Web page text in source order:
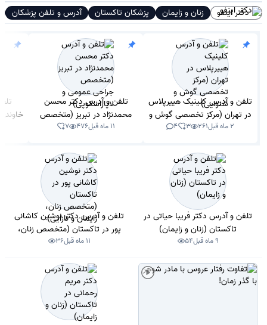
دکتر اینفو زنان و زایمان پزشکان تاکستان آدرس و تلفن پزشکان
تلفن و آدرس کلینیک هییرپلاس
در تهران (مرکز تخصصی گوش و
شنوایی)
2 ماه قبل 261
3
4
تلفن و آدرس دکتر محسن
محمدنژاد در تبریز (متخصص
جراحی عمومی و لاپاراسکوپی)
11 ماه قبل 476
7
تلفن و آدرس دکتر فریبا حیاتی در
تاکستان (زنان و زایمان)
9 ماه قبل 54
تلفن و آدرس دکتر نوشین کاشانی
پور در تاکستان (متخصص زنان،
زایمان و نازایی)
11 ماه قبل 36